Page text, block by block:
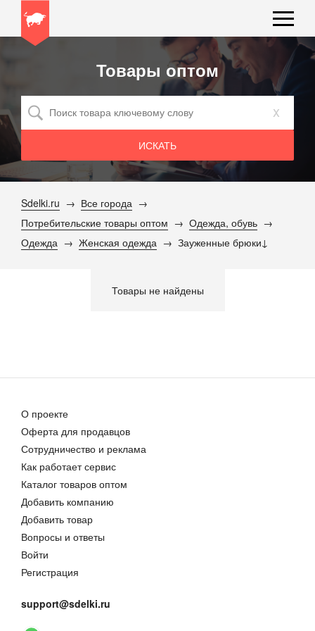
Товары оптом
x
Sdelki.ru
Все города
Потребительские товары оптом
Одежда, обувь
Одежда
Женская одежда Зауженные брюки
Товары не найдены
О проекте
Оферта для продавцов
Сотрудничество и реклама
Как работает сервис
Каталог товаров оптом
Добавить компанию
Добавить товар
Вопросы и ответы
Войти
Регистрация
support@sdelki.ru